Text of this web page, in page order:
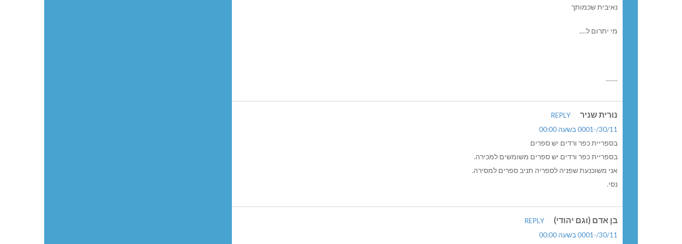
נאיבית שכמותך
מי יתרום ל….
…….
נורית שניר
REPLY
30/11/-0001 בשעה 00:00
בספריית כפר ורדים יש ספרים
בספריית כפר ורדים יש ספרים משומשים למכירה.
אני משוכנעת שפניה לספריה תניב ספרים למסירה.
נסי.
בן אדם (וגם יהודי)
REPLY
30/11/-0001 בשעה 00:00